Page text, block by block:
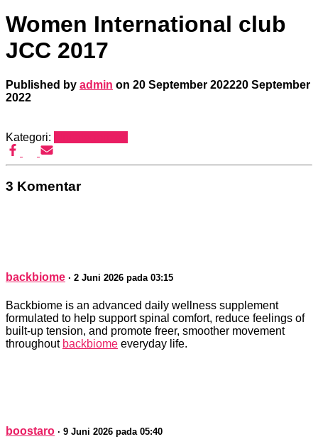
Women International club
JCC 2017
Published by admin on 20 September 202220 September
2022
Kategori:
3 Komentar
backbiome · 2 Juni 2026 pada 03:15
Backbiome is an advanced daily wellness supplement
formulated to help support spinal comfort, reduce feelings of
built-up tension, and promote freer, smoother movement
throughout backbiome everyday life.
boostaro · 9 Juni 2026 pada 05:40